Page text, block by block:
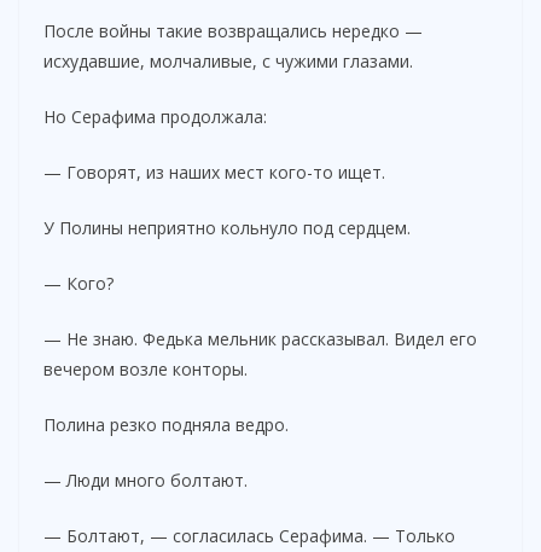
После войны такие возвращались нередко —
исхудавшие, молчаливые, с чужими глазами.
Но Серафима продолжала:
— Говорят, из наших мест кого-то ищет.
У Полины неприятно кольнуло под сердцем.
— Кого?
— Не знаю. Федька мельник рассказывал. Видел его
вечером возле конторы.
Полина резко подняла ведро.
— Люди много болтают.
— Болтают, — согласилась Серафима. — Только